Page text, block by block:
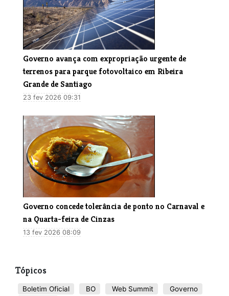
Governo avança com expropriação urgente de
terrenos para parque fotovoltaico em Ribeira
Grande de Santiago
23 fev 2026 09:31
Governo concede tolerância de ponto no Carnaval e
na Quarta-feira de Cinzas
13 fev 2026 08:09
Tópicos
Boletim Oficial BO Web Summit
Governo